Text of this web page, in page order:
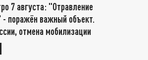
7 августа: "Отравление
поражён важный объект.
отмена мобилизации